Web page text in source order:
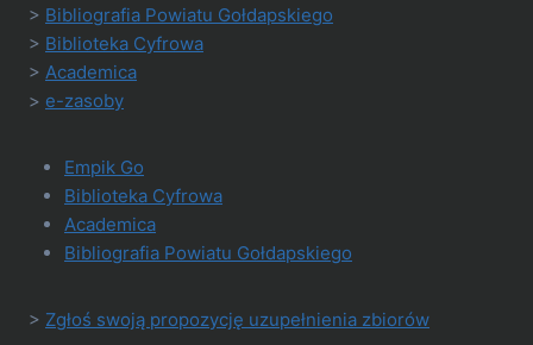
> Bibliografia Powiatu Gołdapskiego
> Biblioteka Cyfrowa
> Academica
> e-zasoby
Empik Go
Biblioteka Cyfrowa
Academica
Bibliografia Powiatu Gołdapskiego
> Zgłoś swoją propozycję uzupełnienia zbiorów